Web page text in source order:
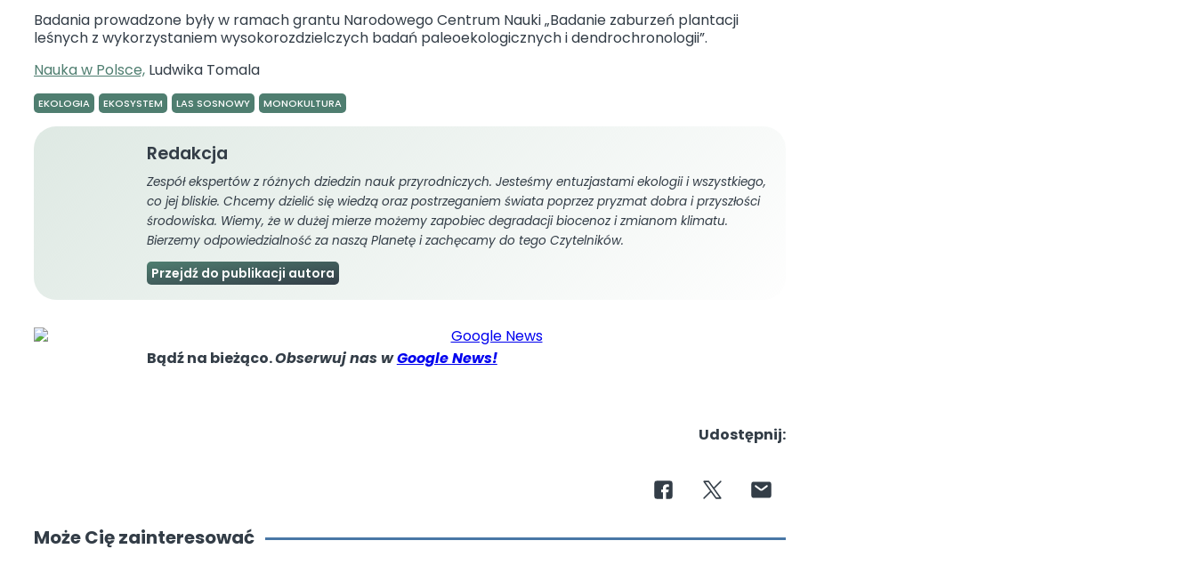
Badania prowadzone były w ramach grantu Narodowego Centrum Nauki „Badanie zaburzeń plantacji
leśnych z wykorzystaniem wysokorozdzielczych badań paleoekologicznych i dendrochronologii”.
Nauka w Polsce, Ludwika Tomala
EKOLOGIA EKOSYSTEM LAS SOSNOWY MONOKULTURA
Redakcja
Zespół ekspertów z różnych dziedzin nauk przyrodniczych. Jesteśmy entuzjastami ekologii i wszystkiego,
co jej bliskie. Chcemy dzielić się wiedzą oraz postrzeganiem świata poprzez pryzmat dobra i przyszłości
środowiska. Wiemy, że w dużej mierze możemy zapobiec degradacji biocenoz i zmianom klimatu.
Bierzemy odpowiedzialność za naszą Planetę i zachęcamy do tego Czytelników.
Przejdź do publikacji autora
Bądź na bieżąco.Obserwuj nas wGoogle News!
Udostępnij:
Może Cię zainteresować